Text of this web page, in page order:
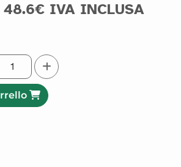
48.6€ IVA INCLUSA